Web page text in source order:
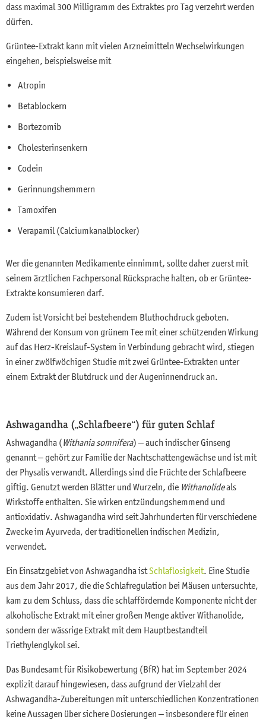
dass maximal 300 Milligramm des Extraktes pro Tag verzehrt werden
dürfen.
Grüntee-Extrakt kann mit vielen Arzneimitteln Wechselwirkungen
eingehen, beispielsweise mit
Atropin
Betablockern
Bortezomib
Cholesterinsenkern
Codein
Gerinnungshemmern
Tamoxifen
Verapamil (Calciumkanalblocker)
Wer die genannten Medikamente einnimmt, sollte daher zuerst mit
seinem ärztlichen Fachpersonal Rücksprache halten, ob er Grüntee-
Extrakte konsumieren darf.
Zudem ist Vorsicht bei bestehendem Bluthochdruck geboten.
Während der Konsum von grünem Tee mit einer schützenden Wirkung
auf das Herz-Kreislauf-System in Verbindung gebracht wird, stiegen
in einer zwölfwöchigen Studie mit zwei Grüntee-Extrakten unter
einem Extrakt der Blutdruck und der Augeninnendruck an.
Ashwagandha („Schlafbeere“) für guten Schlaf
Ashwagandha (Withania somnifera) – auch indischer Ginseng
genannt – gehört zur Familie der Nachtschattengewächse und ist mit
der Physalis verwandt. Allerdings sind die Früchte der Schlafbeere
giftig. Genutzt werden Blätter und Wurzeln, die Withanolideals
Wirkstoffe enthalten. Sie wirken entzündungshemmend und
antioxidativ. Ashwagandha wird seit Jahrhunderten für verschiedene
Zwecke im Ayurveda, der traditionellen indischen Medizin,
verwendet.
Ein Einsatzgebiet von Ashwagandha ist Schlaflosigkeit . Eine Studie
aus dem Jahr 2017, die die Schlafregulation bei Mäusen untersuchte,
kam zu dem Schluss, dass die schlaffördernde Komponente nicht der
alkoholische Extrakt mit einer großen Menge aktiver Withanolide,
sondern der wässrige Extrakt mit dem Hauptbestandteil
Triethylenglykol sei.
Das Bundesamt für Risikobewertung (BfR) hat im September 2024
explizit darauf hingewiesen, dass aufgrund der Vielzahl der
Ashwagandha-Zubereitungen mit unterschiedlichen Konzentrationen
keine Aussagen über sichere Dosierungen – insbesondere für einen